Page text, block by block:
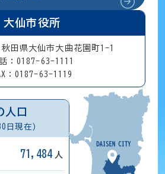
大仙市役所
田県大仙市大曲花園町1-1
：0187-63-1111
：0187-63-1119
人口
日現在)
71,484 人